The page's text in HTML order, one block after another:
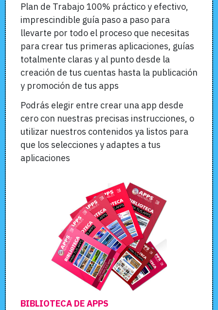
Plan de Trabajo 100% práctico y efectivo,
imprescindible guía paso a paso para
llevarte por todo el proceso que necesitas
para crear tus primeras aplicaciones, guías
totalmente claras y al punto desde la
creación de tus cuentas hasta la publicación
y promoción de tus apps
Podrás elegir entre crear una app desde
cero con nuestras precisas instrucciones, o
utilizar nuestros contenidos ya listos para
que los selecciones y adaptes a tus
aplicaciones
BIBLIOTECA DE APPS